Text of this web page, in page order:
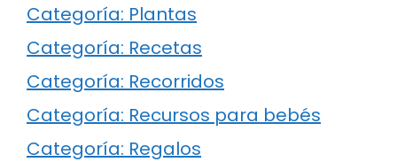
Categoría: Plantas
Categoría: Recetas
Categoría: Recorridos
Categoría: Recursos para bebés
Categoría: Regalos